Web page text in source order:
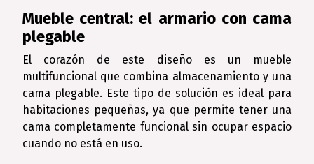
Mueble central: el armario con cama
plegable
El corazón de este diseño es un mueble
multifuncional que combina almacenamiento y una
cama plegable. Este tipo de solución es ideal para
habitaciones pequeñas, ya que permite tener una
cama completamente funcional sin ocupar espacio
cuando no está en uso.